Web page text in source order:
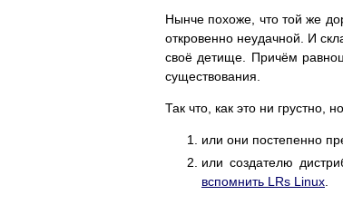
Нынче похоже, что той же
откровенно неудачной. И
своё детище. Причём
существования.
Так что, как это ни грустно,
или они постепенно
или создателю
вспомнить LRs Linux